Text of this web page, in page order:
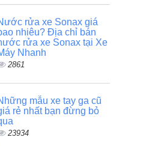
rửa xe Sonax giá
nhiêu? Địa chỉ bán
rửa xe Sonax tại Xe
Nhanh
2861
mẫu xe tay ga cũ
rẻ nhất bạn đừng bỏ
23934